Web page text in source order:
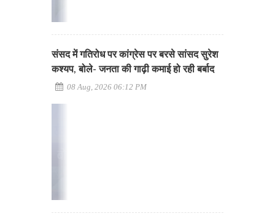
संसद में गतिरोध पर कांग्रेस पर बरसे सांसद सुरेश
कश्यप, बोले- जनता की गाढ़ी कमाई हो रही बर्बाद
08 Aug, 2026 06:12 PM